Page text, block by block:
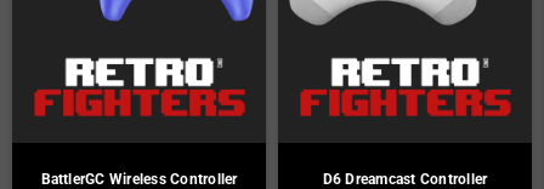
BattlerGC Wireless Controller
D6 Dreamcast Controller